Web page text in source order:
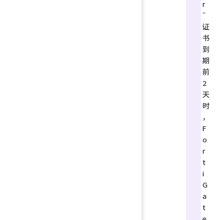
r
”
证
书
到
期
前
2
天
时
，
F
o
r
t
i
G
a
t